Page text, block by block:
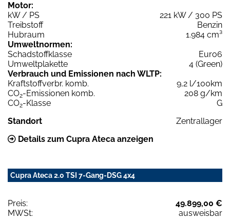
Motor:
kW / PS
221 kW / 300 PS
Treibstoff
Benzin
Hubraum
1.984 cm³
Umweltnormen:
Schadstoffklasse
Euro6
Umweltplakette
4 (Green)
Verbrauch und Emissionen nach WLTP:
Kraftstoffverbr. komb.
9,2 l/100km
CO2-Emissionen komb.
208 g/km
CO2-Klasse
G
Standort
Zentrallager
Details zum Cupra Ateca anzeigen
Cupra Ateca 2.0 TSI 7-Gang-DSG 4x4
Preis:
49.899,00 €
MWSt:
ausweisbar